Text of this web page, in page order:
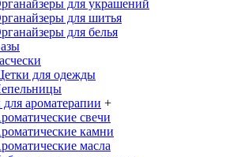
для украшений
для шитья
для белья
для одежды
ароматерапии +
свечи
камни
масла